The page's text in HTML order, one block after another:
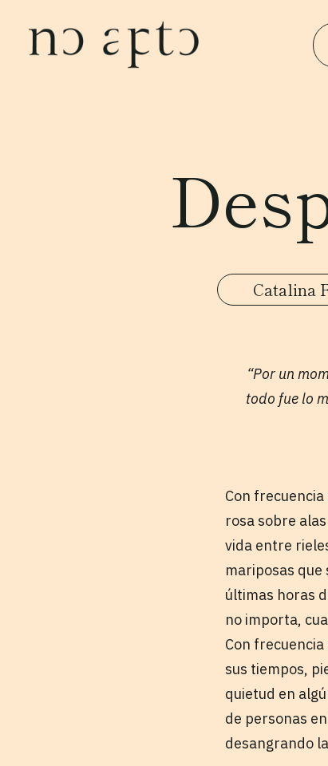
Catalina
“Por un
todo fue lo
Con
rosa sobre
vida entre
mariposas
últimas horas
no importa,
Con
sus tiempos,
quietud en
de personas
desangrando